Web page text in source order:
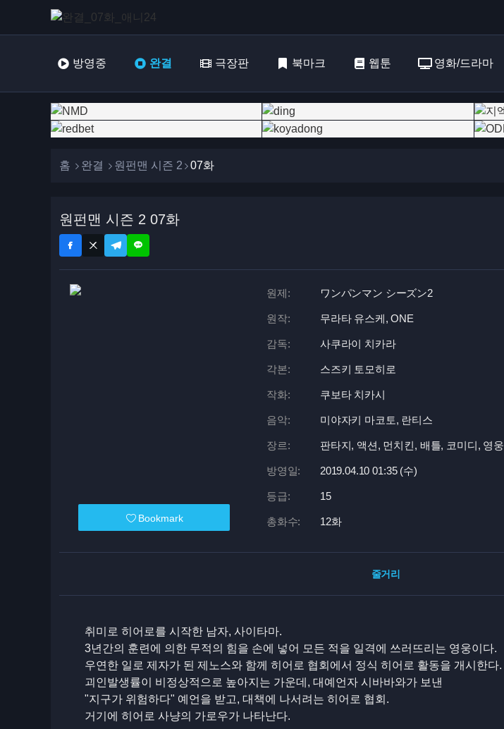
방영중 완결 극장판 북마크 웹툰 영화/드라마
홈 완결 원펀맨 시즌 2 07화
원펀맨 시즌 2 07화
Bookmark
원제: ワンパンマン シーズン2
원작: 무라타 유스케, ONE
감독: 사쿠라이 치카라
각본: 스즈키 토모히로
작화: 쿠보타 치카시
음악: 미야자키 마코토, 란티스
장르: 판타지, 액션, 먼치킨, 배틀, 코미디, 영웅
방영일: 2019.04.10 01:35 (수)
등급: 15
총화수: 12화
줄거리
취미로 히어로를 시작한 남자, 사이타마.
3년간의 훈련에 의한 무적의 힘을 손에 넣어 모든 적을 일격에 쓰러뜨리는 영웅이다.
우연한 일로 제자가 된 제노스와 함께 히어로 협회에서 정식 히어로 활동을 개시한다.
괴인발생률이 비정상적으로 높아지는 가운데, 대예언자 시바바와가 보낸
"지구가 위험하다" 예언을 받고, 대책에 나서려는 히어로 협회.
거기에 히어로 사냥의 가로우가 나타난다.